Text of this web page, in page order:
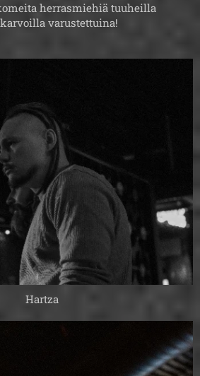
herrasmiehiä tuuheilla
varustettuina!
Hartza